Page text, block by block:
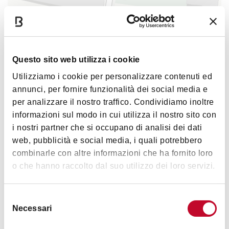
Questo sito web utilizza i cookie
Utilizziamo i cookie per personalizzare contenuti ed
annunci, per fornire funzionalità dei social media e
per analizzare il nostro traffico. Condividiamo inoltre
informazioni sul modo in cui utilizza il nostro sito con
i nostri partner che si occupano di analisi dei dati
web, pubblicità e social media, i quali potrebbero
combinarle con altre informazioni che ha fornito loro
o che hanno raccolto dal suo utilizzo dei loro servizi.
delNecessari
Rimborso e modifiche
possibili fino a 96 ore prima dell’inizio dell’attività.
La vendita dei servizi turistici è gestita daBologna
Welcome Travel Agency.
Leaflet |©OpenStreetMapcontributors ©CARTO
1
Via Bocca di Lupo, 6,
Bologna